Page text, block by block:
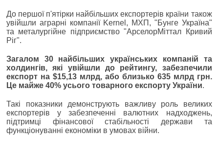
До першої п'ятірки найбільших експортерів країни також
увійшли аграрні компанії Kernel, МХП, "Бунге Україна"
та металургійне підприємство "АрселорМіттал Кривий
Ріг".
Загалом 30 найбільших українських компаній та
холдингів, які увійшли до рейтингу, забезпечили
експорт на $15,13 млрд, або близько 635 млрд грн.
Це майже 40% усього товарного експорту України.
Такі показники демонструють важливу роль великих
експортерів у забезпеченні валютних надходжень,
підтримці фінансової стабільності держави та
функціонуванні економіки в умовах війни.